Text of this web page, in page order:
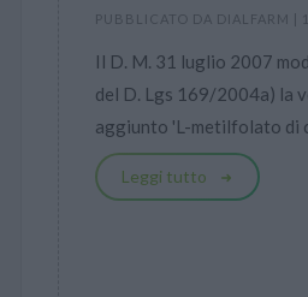
PUBBLICATO DA DIALFARM |
Il D. M. 31 luglio 2007
del D. Lgs 169/2004a) la
aggiunto 'L-metilfolato di
Leggi tutto